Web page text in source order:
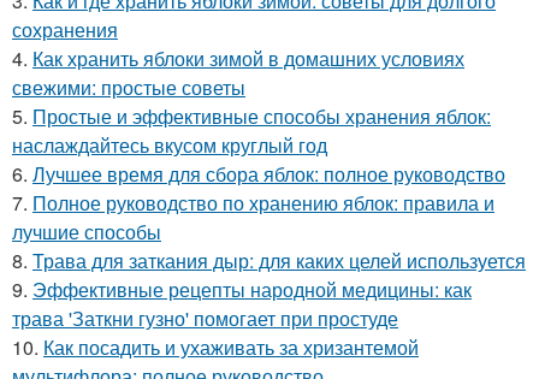
сохранения
4. Как хранить яблоки зимой в домашних условиях
свежими: простые советы
5. Простые и эффективные способы хранения яблок:
наслаждайтесь вкусом круглый год
6. Лучшее время для сбора яблок: полное руководство
7. Полное руководство по хранению яблок: правила и
лучшие способы
8. Трава для заткания дыр: для каких целей используется
9. Эффективные рецепты народной медицины: как
трава 'Заткни гузно' помогает при простуде
10. Как посадить и ухаживать за хризантемой